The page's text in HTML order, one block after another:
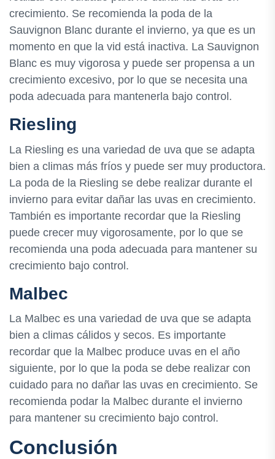
crecimiento. Se recomienda la poda de la
Sauvignon Blanc durante el invierno, ya que es un
momento en que la vid está inactiva. La Sauvignon
Blanc es muy vigorosa y puede ser propensa a un
crecimiento excesivo, por lo que se necesita una
poda adecuada para mantenerla bajo control.
Riesling
La Riesling es una variedad de uva que se adapta
bien a climas más fríos y puede ser muy productora.
La poda de la Riesling se debe realizar durante el
invierno para evitar dañar las uvas en crecimiento.
También es importante recordar que la Riesling
puede crecer muy vigorosamente, por lo que se
recomienda una poda adecuada para mantener su
crecimiento bajo control.
Malbec
La Malbec es una variedad de uva que se adapta
bien a climas cálidos y secos. Es importante
recordar que la Malbec produce uvas en el año
siguiente, por lo que la poda se debe realizar con
cuidado para no dañar las uvas en crecimiento. Se
recomienda podar la Malbec durante el invierno
para mantener su crecimiento bajo control.
Conclusión